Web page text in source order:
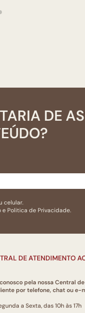
DE
celular.
e Politica de Privacidade.
DE ATENDIMENTO
pela nossa Central
por telefone, chat ou e-
a Sexta, das 10h às 17h